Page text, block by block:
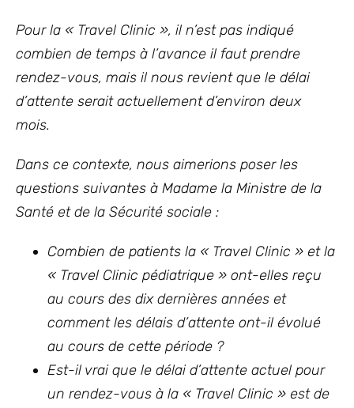
Pour la « Travel Clinic », il n’est pas indiqué
combien de temps à l’avance il faut prendre
rendez-vous, mais il nous revient que le délai
d’attente serait actuellement d’environ deux
mois.
Dans ce contexte, nous aimerions poser les
questions suivantes à Madame la Ministre de la
Santé et de la Sécurité sociale :
Combien de patients la « Travel Clinic » et la
« Travel Clinic pédiatrique » ont-elles reçu
au cours des dix dernières années et
comment les délais d’attente ont-il évolué
au cours de cette période ?
Est-il vrai que le délai d’attente actuel pour
un rendez-vous à la « Travel Clinic » est de